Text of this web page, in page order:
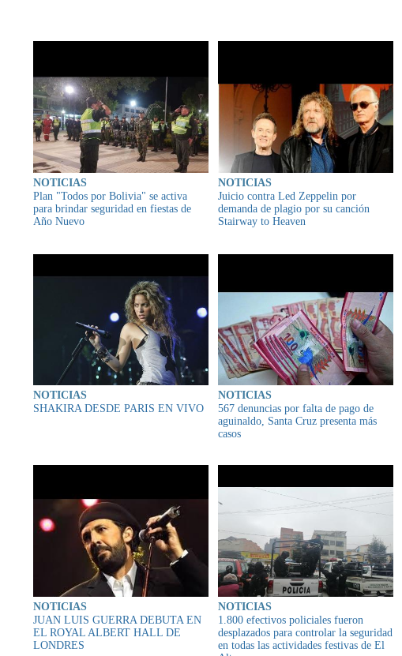
NOTICIAS
Plan "Todos por Bolivia" se activa
para brindar seguridad en fiestas de
Año Nuevo
NOTICIAS
Juicio contra Led Zeppelin por
demanda de plagio por su canción
Stairway to Heaven
NOTICIAS
SHAKIRA DESDE PARIS EN VIVO
NOTICIAS
567 denuncias por falta de pago de
aguinaldo, Santa Cruz presenta más
casos
NOTICIAS
JUAN LUIS GUERRA DEBUTA EN
EL ROYAL ALBERT HALL DE
LONDRES
NOTICIAS
1.800 efectivos policiales fueron
desplazados para controlar la seguridad
en todas las actividades festivas de El